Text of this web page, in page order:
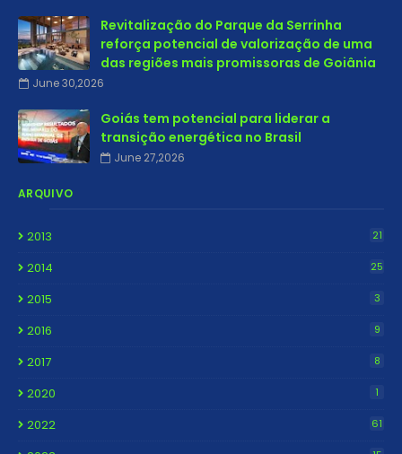
Revitalização do Parque da Serrinha
reforça potencial de valorização de uma
das regiões mais promissoras de Goiânia
June 30,2026
Goiás tem potencial para liderar a
transição energética no Brasil
June 27,2026
ARQUIVO
2013 21
2014 25
2015 3
2016 9
2017 8
2020 1
2022 61